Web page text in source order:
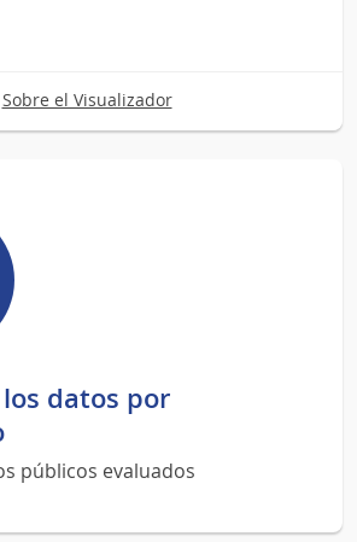
Sobre el Visualizador
datos por
públicos evaluados